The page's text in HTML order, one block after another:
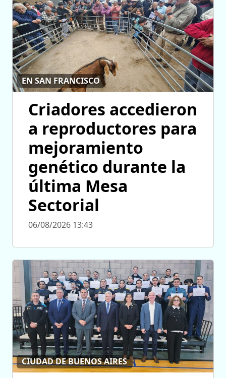
EN SAN FRANCISCO
Criadores accedieron
a reproductores para
mejoramiento
genético durante la
última Mesa
Sectorial
06/08/2026 13:43
CIUDAD DE BUENOS AIRES